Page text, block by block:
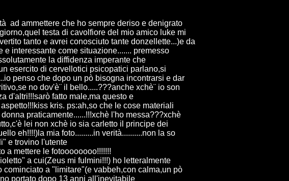
ad ammettere che ho sempre deriso e denigrato
testa di cavolfiore del mio amico luke mi
tanto e avrei conosciuto tante donzellette...)e da
interessante come situazione....... premesso
la diffidenza imperante che
esercito di cervellotici psicopatici parlano,si
penso che dopo un pò bisogna incontrarsi e dar
no dov'è¨ il bello.....???anche xchè¨ io son
d'altri!!!sarò fatto male,ma questo e
kris. ps:ah,so che le cose materiali
praticamente......!!!xchè l'ho messa???xchè
lei non xchè io sia carletto il principe dei
eh!!!!)la mia foto.........in verità..........non la so
e trovino l'utente
a mettere le fotoooooooo!!!!!!!
a cui(Zeus mi fulmini!!!) ho letteralmente
a "limitare"(e vabbeh,con calma,un pò
portato dopo 13 anni all'inevitabile